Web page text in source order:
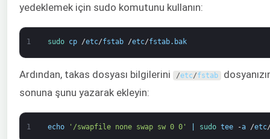
yedeklemek için sudo komutunu kullanın:
1 sudo cp /etc/fstab /etc/fstab. bak
Ardından, takas dosyası bilgilerini /etc/fstab
sonuna şunu yazarak ekleyin:
1 echo '/swapfile none swap sw 0 0' sudo tee -a /etc